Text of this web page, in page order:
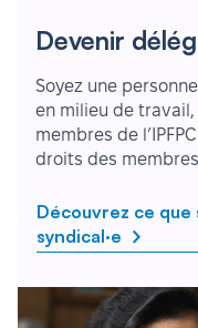
Devenir
Soyez une
en milieu de
membres de
droits des
Découvrez ce que
syndical·e